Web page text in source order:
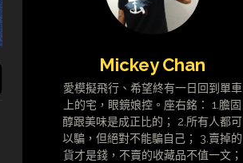
Mickey Chan
愛模擬飛行、希望終有一日回到單車
上的宅，眼鏡娘控。座右銘： 1.膽固
醇跟美味是成正比的； 2.所有人都可
以騙，但絕對不能騙自己； 3.賣掉的
貨才是錢，不賣的收藏品不值一文；